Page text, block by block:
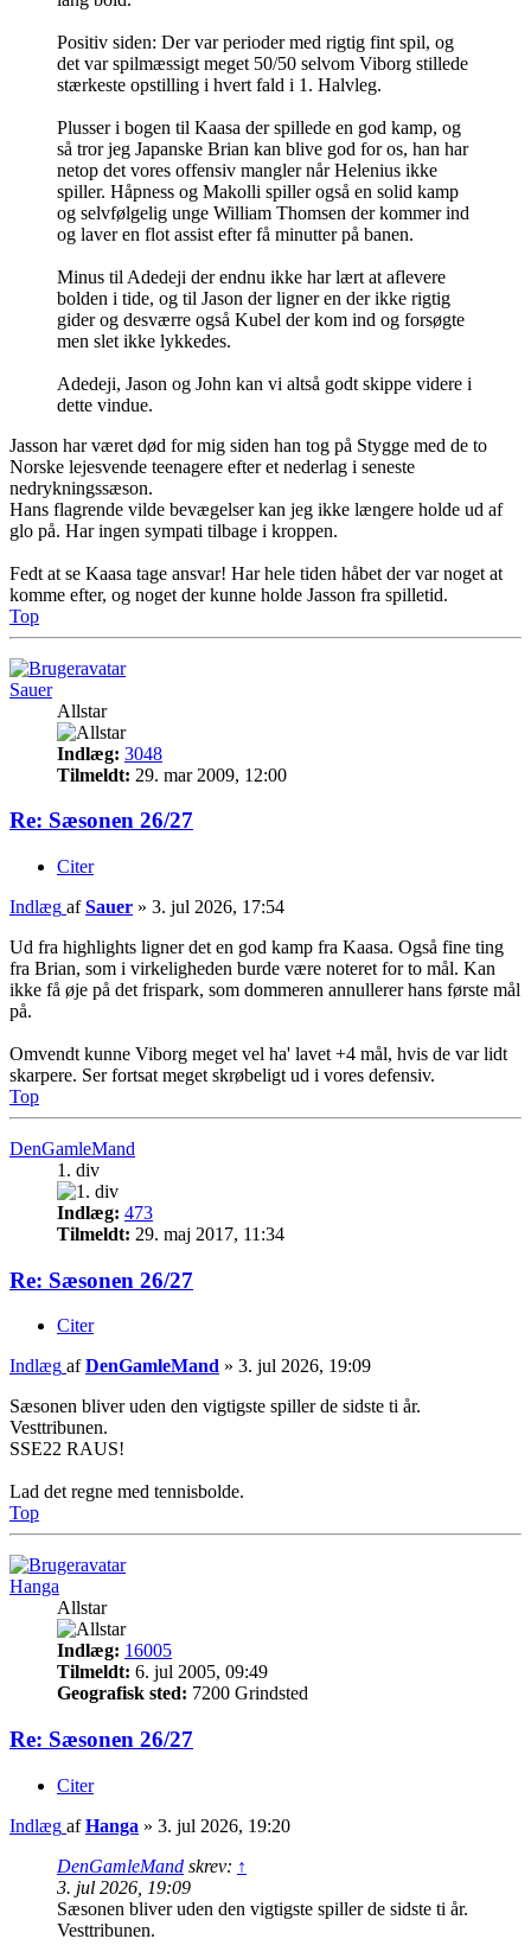
Positiv siden: Der var perioder med rigtig fint spil, og
det var spilmæssigt meget 50/50 selvom Viborg stillede
stærkeste opstilling i hvert fald i 1. Halvleg.
Plusser i bogen til Kaasa der spillede en god kamp, og
så tror jeg Japanske Brian kan blive god for os, han har
netop det vores offensiv mangler når Helenius ikke
spiller. Håpness og Makolli spiller også en solid kamp
og selvfølgelig unge William Thomsen der kommer ind
og laver en flot assist efter få minutter på banen.
Minus til Adedeji der endnu ikke har lært at aflevere
bolden i tide, og til Jason der ligner en der ikke rigtig
gider og desværre også Kubel der kom ind og forsøgte
men slet ikke lykkedes.
Adedeji, Jason og John kan vi altså godt skippe videre i
dette vindue.
Jasson har været død for mig siden han tog på Stygge med de to
Norske lejesvende teenagere efter et nederlag i seneste
nedrykningssæson.
Hans flagrende vilde bevægelser kan jeg ikke længere holde ud af
glo på. Har ingen sympati tilbage i kroppen.
Fedt at se Kaasa tage ansvar! Har hele tiden håbet der var noget at
komme efter, og noget der kunne holde Jasson fra spilletid.
Top
Sauer
Allstar
Indlæg: 3048
Tilmeldt: 29. mar 2009, 12:00
Re: Sæsonen 26/27
Citer
Indlæg afSauer » 3. jul 2026, 17:54
Ud fra highlights ligner det en god kamp fra Kaasa. Også fine ting
fra Brian, som i virkeligheden burde være noteret for to mål. Kan
ikke få øje på det frispark, som dommeren annullerer hans første mål
på.
Omvendt kunne Viborg meget vel ha' lavet +4 mål, hvis de var lidt
skarpere. Ser fortsat meget skrøbeligt ud i vores defensiv.
Top
DenGamleMand
1. div
Indlæg: 473
Tilmeldt: 29. maj 2017, 11:34
Re: Sæsonen 26/27
Citer
Indlæg afDenGamleMand » 3. jul 2026, 19:09
Sæsonen bliver uden den vigtigste spiller de sidste ti år.
Vesttribunen.
SSE22 RAUS!
Lad det regne med tennisbolde.
Top
Hanga
Allstar
Indlæg: 16005
Tilmeldt: 6. jul 2005, 09:49
Geografisk sted: 7200 Grindsted
Re: Sæsonen 26/27
Citer
Indlæg afHanga » 3. jul 2026, 19:20
DenGamleMand skrev: ↑
3. jul 2026, 19:09
Sæsonen bliver uden den vigtigste spiller de sidste ti år.
Vesttribunen.